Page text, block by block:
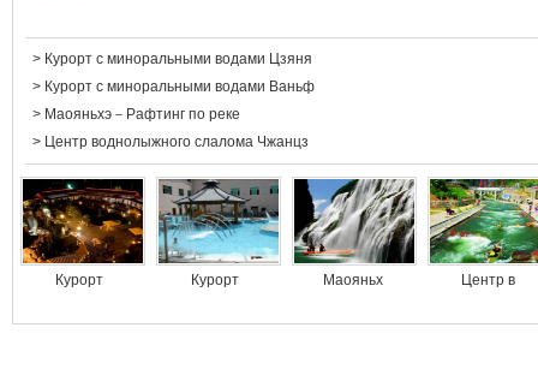
> Курорт с миноральными водами Цзяня
> Курорт с миноральными водами Ваньф
> Маояньхэ－Рафтинг по реке
> Центр воднолыжного слалома Чжанцз
Курорт Курорт Маояньх Центр в